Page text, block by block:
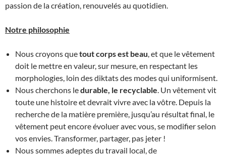
passion de la création, renouvelés au quotidien.
Notre philosophie
Nous croyons quetout corps est beau, et que le vêtement
doit le mettre en valeur, sur mesure, en respectant les
morphologies, loin des diktats des modes qui uniformisent.
Nous cherchons ledurable, le recyclable. Un vêtement vit
toute une histoire et devrait vivre avec la vôtre. Depuis la
recherche de la matière première, jusqu’au résultat final, le
vêtement peut encore évoluer avec vous, se modifier selon
vos envies. Transformer, partager, pas jeter !
Nous sommes adeptes du travail local, de